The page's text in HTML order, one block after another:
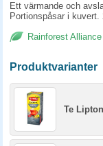
Ett värmande och
Portionspåsar i kuvert.
Rainforest Alliance
Produktvarianter
Te